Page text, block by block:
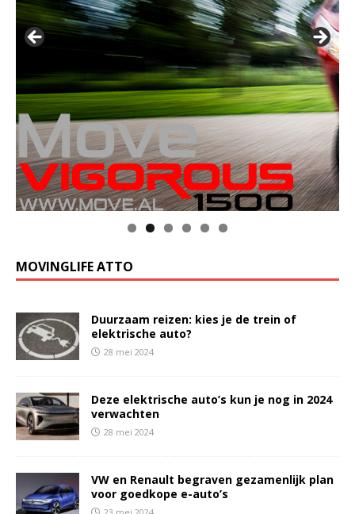
MOVINGLIFE ATTO
Duurzaam reizen: kies je de trein of
elektrische auto?
28 mei 2024
Deze elektrische auto’s kun je nog in 2024
verwachten
28 mei 2024
VW en Renault begraven gezamenlijk plan
voor goedkope e-auto’s
23 mei 2024